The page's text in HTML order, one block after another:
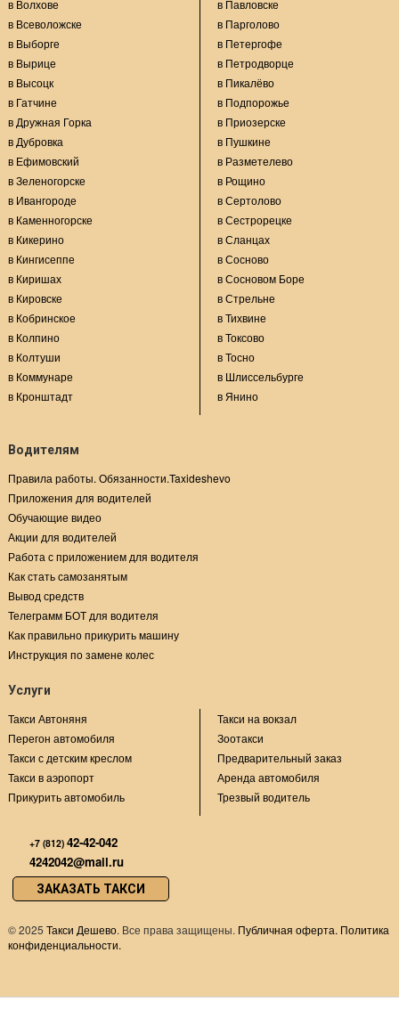
в Волхове
в Всеволожске
в Выборге
в Вырице
в Высоцк
в Гатчине
в Дружная Горка
в Дубровка
в Ефимовский
в Зеленогорске
в Ивангороде
в Каменногорске
в Кикерино
в Кингисеппе
в Киришах
в Кировске
в Кобринское
в Колпино
в Колтуши
в Коммунаре
в Кронштадт
в Павловске
в Парголово
в Петергофе
в Петродворце
в Пикалёво
в Подпорожье
в Приозерске
в Пушкине
в Разметелево
в Рощино
в Сертолово
в Сестрорецке
в Сланцах
в Сосново
в Сосновом Боре
в Стрельне
в Тихвине
в Токсово
в Тосно
в Шлиссельбурге
в Янино
Водителям
Правила работы. Обязанности.Taxideshevo
Приложения для водителей
Обучающие видео
Акции для водителей
Работа с приложением для водителя
Как стать самозанятым
Вывод средств
Телеграмм БОТ для водителя
Как правильно прикурить машину
Инструкция по замене колес
Услуги
Такси Автоняня
Перегон автомобиля
Такси с детским креслом
Такси в аэропорт
Прикурить автомобиль
Такси на вокзал
Зоотакси
Предварительный заказ
Аренда автомобиля
Трезвый водитель
+7 (812) 42-42-042
4242042@mail.ru
ЗАКАЗАТЬ ТАКСИ
©2025 Такси Дешево. Все права защищены. Публичная оферта. Политика
конфиденциальности.